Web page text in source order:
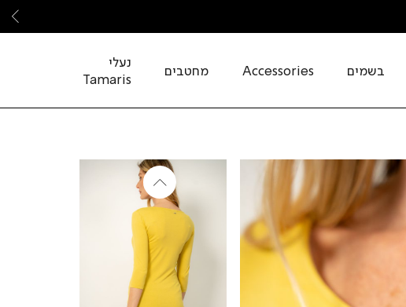
בשמים Accessories מחטבים
נעלי
Tamaris